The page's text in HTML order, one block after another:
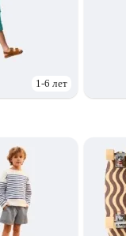
1-6 лет